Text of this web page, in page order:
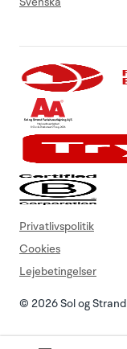
© 2026 Sol og Strand
Privatlivspolitik
Cookies
Lejebetingelser